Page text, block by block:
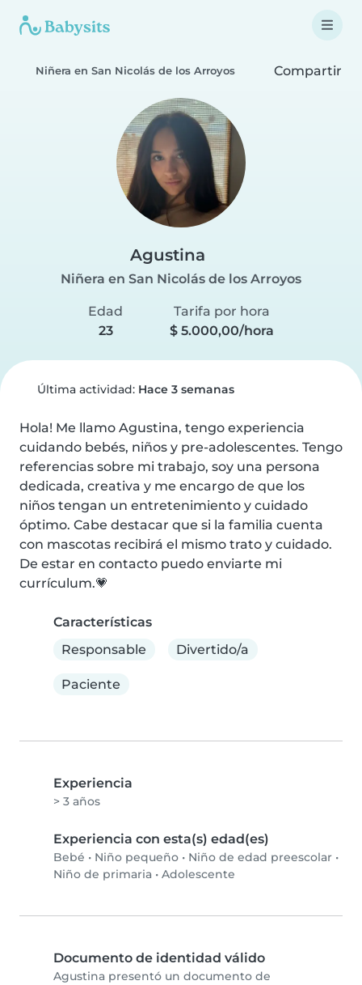
Niñera en San Nicolás de los Arroyos Compartir
Agustina
Niñera en San Nicolás de los Arroyos
Edad
23
Tarifa por hora
$ 5.000,00/hora
Última actividad: Hace 3 semanas
Hola! Me llamo Agustina, tengo experiencia
cuidando bebés, niños y pre-adolescentes. Tengo
referencias sobre mi trabajo, soy una persona
dedicada, creativa y me encargo de que los
niños tengan un entretenimiento y cuidado
óptimo. Cabe destacar que si la familia cuenta
con mascotas recibirá el mismo trato y cuidado.
De estar en contacto puedo enviarte mi
currículum.💗
Características
Responsable
Divertido/a
Paciente
Experiencia
> 3 años
Experiencia con esta(s) edad(es)
Bebé • Niño pequeño • Niño de edad preescolar •
Niño de primaria • Adolescente
Documento de identidad válido
Agustina presentó un documento de